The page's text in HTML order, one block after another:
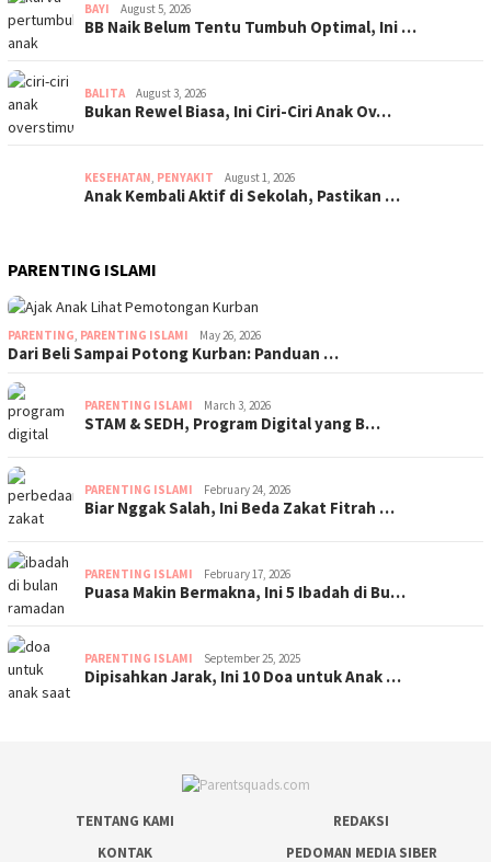
BAYI August 5, 2026
BB Naik Belum Tentu Tumbuh Optimal, Ini …
BALITA August 3, 2026
Bukan Rewel Biasa, Ini Ciri-Ciri Anak Ov…
KESEHATAN, PENYAKIT August 1, 2026
Anak Kembali Aktif di Sekolah, Pastikan …
PARENTING ISLAMI
PARENTING, PARENTING ISLAMI May 26, 2026
Dari Beli Sampai Potong Kurban: Panduan …
PARENTING ISLAMI March 3, 2026
STAM & SEDH, Program Digital yang B…
PARENTING ISLAMI February 24, 2026
Biar Nggak Salah, Ini Beda Zakat Fitrah …
PARENTING ISLAMI February 17, 2026
Puasa Makin Bermakna, Ini 5 Ibadah di Bu…
PARENTING ISLAMI September 25, 2025
Dipisahkan Jarak, Ini 10 Doa untuk Anak …
TENTANG KAMI
REDAKSI
KONTAK
PEDOMAN MEDIA SIBER